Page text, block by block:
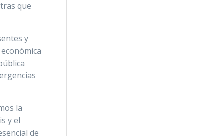
que
y
la
y el
de